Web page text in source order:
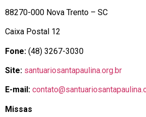
88270-000 Nova Trento – SC
Caixa Postal 12
Fone: (48) 3267-3030
Site: santuariosantapaulina.org.br
E-mail:
Missas